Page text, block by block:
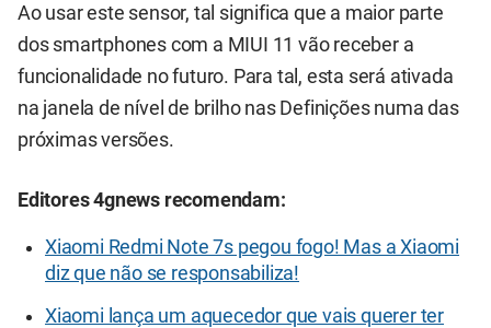
Ao usar este sensor, tal significa que a maior parte
dos smartphones com a MIUI 11 vão receber a
funcionalidade no futuro. Para tal, esta será ativada
na janela de nível de brilho nas Definições numa das
próximas versões.
Editores 4gnews recomendam:
Xiaomi Redmi Note 7s pegou fogo! Mas a Xiaomi
diz que não se responsabiliza!
Xiaomi lança um aquecedor que vais querer ter